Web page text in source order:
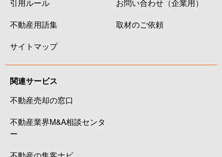
引用ルール
不動産用語集
サイトマップ
お問い合わせ（企業用）
取材のご依頼
関連サービス
不動産売却の窓口
不動産業界M&A相談センタ
ー